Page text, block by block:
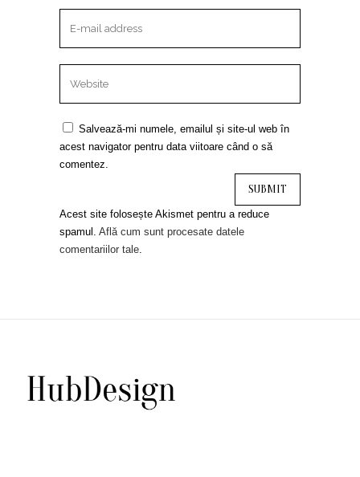
Salvează-mi numele, emailul și site-ul web în
acest navigator pentru data viitoare când o să
comentez.
Acest site folosește Akismet pentru a reduce
spamul. Află cum sunt procesate datele
comentariilor tale.